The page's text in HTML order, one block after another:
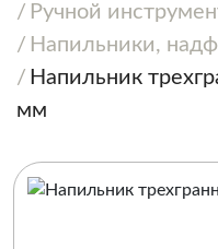
Ручной
Напильники,
Напильник
мм